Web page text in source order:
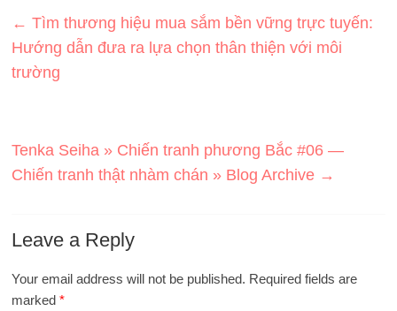
← Tìm thương hiệu mua sắm bền vững trực tuyến:
Hướng dẫn đưa ra lựa chọn thân thiện với môi
trường
Tenka Seiha » Chiến tranh phương Bắc #06 —
Chiến tranh thật nhàm chán » Blog Archive →
Leave a Reply
Your email address will not be published. Required fields are
marked*